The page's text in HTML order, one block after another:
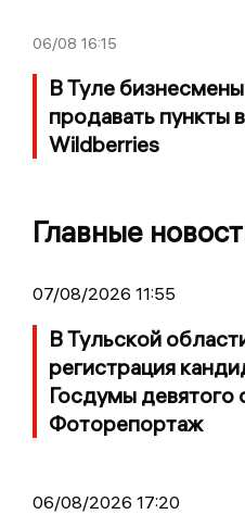
06/08 16:15
В Туле
продавать пункты
Wildberries
Главные
07/08/2026 11:55
В Тульской
регистрация
Госдумы девятого
Фоторепортаж
06/08/2026 17:20